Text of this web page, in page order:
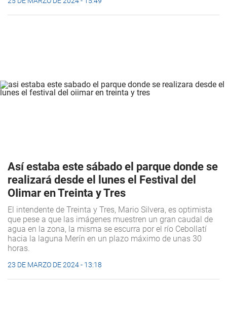
Así estaba este sábado el parque donde se
realizará desde el lunes el Festival del
OIimar en Treinta y Tres
El intendente de Treinta y Tres, Mario Silvera, es optimista
que pese a que las imágenes muestren un gran caudal de
agua en la zona, la misma se escurra por el río Cebollatí
hacia la laguna Merín en un plazo máximo de unas 30
horas.
23 DE MARZO DE 2024 - 13:18